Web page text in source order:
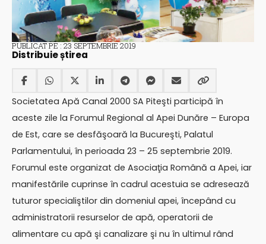
PUBLICAT PE : 23 SEPTEMBRIE 2019
Distribuie știrea
Societatea Apă Canal 2000 SA Piteşti participă în
aceste zile la Forumul Regional al Apei Dunăre – Europa
de Est, care se desfăşoară la Bucureşti, Palatul
Parlamentului, în perioada 23 – 25 septembrie 2019.
Forumul este organizat de Asociaţia Română a Apei, iar
manifestările cuprinse în cadrul acestuia se adresează
tuturor specialiştilor din domeniul apei, începând cu
administratorii resurselor de apă, operatorii de
alimentare cu apă şi canalizare şi nu în ultimul rând